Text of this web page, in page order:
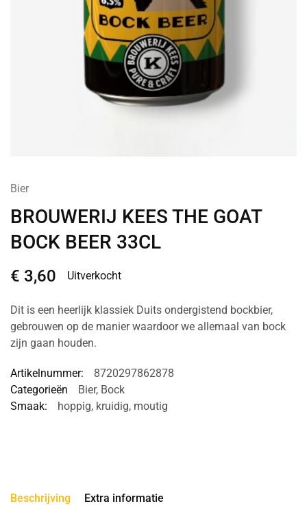
Bier
BROUWERIJ KEES THE GOAT
BOCK BEER 33CL
€ 3,60 Uitverkocht
Dit is een heerlijk klassiek Duits ondergistend bockbier,
gebrouwen op de manier waardoor we allemaal van bock
zijn gaan houden.
Artikelnummer:
8720297862878
Categorieën
Bier, Bock
Smaak:
hoppig, kruidig, moutig
Beschrijving Extra informatie